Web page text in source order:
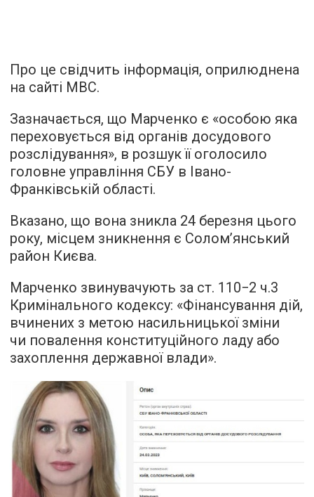
Про це свідчить інформація, оприлюднена
на сайті МВС.
Зазначається, що Марченко є «особою яка
переховується від органів досудового
розслідування», в розшук її оголосило
головне управління СБУ в Івано-
Франківській області.
Вказано, що вона зникла 24 березня цього
року, місцем зникнення є Солом’янський
район Києва.
Марченко звинувачують за ст. 110−2 ч.3
Кримінального кодексу: «Фінансування дій,
вчинених з метою насильницької зміни
чи повалення конституційного ладу або
захоплення державної влади».